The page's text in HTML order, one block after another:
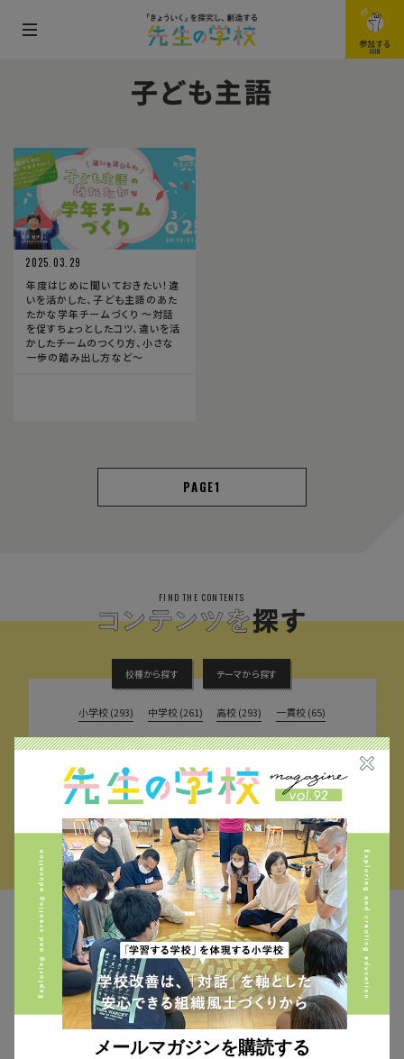
メ
開
閉
す
る
参加する
JOIN
子ども主語
2025.03.29
年度はじめに聞いておきたい！違
いを活かした、子ども主語のあた
たかな学年チームづくり 〜対話
を促すちょっとしたコツ、違いを活
かしたチームのつくり方、小さな
一歩の踏み出し方など〜
1
FIND THE CONTENTS
校種から探す テーマから探す
小学校 (293) 中学校 (261) 高校 (293) 一貫校 (65)
特別支援 (11) 大学・専門学校 (17) 保育園・幼稚園 (1)
民間企業 (63) 公立 (347) 私立 (356)
オルタナティブスクール (18) 教育委員会 (4)
MAIL MAGAZINE
イベント、記事などの最新情報をお届け！
メールマガジンを購読する